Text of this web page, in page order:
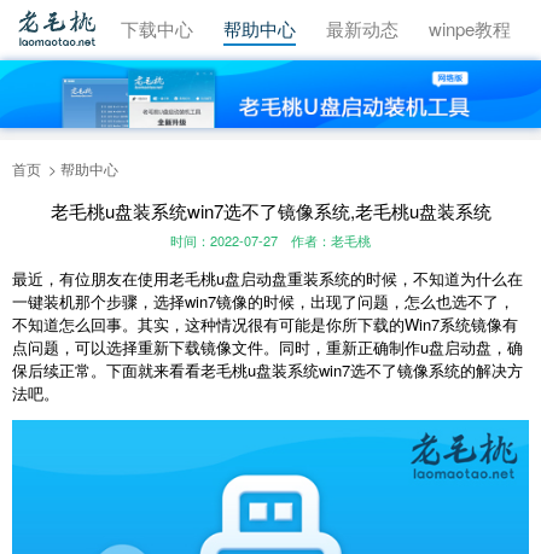
视频教程 下载中心 帮助中心 最新动态 winpe教程
首页 帮助中心
老毛桃u盘装系统win7选不了镜像系统,老毛桃u盘装系统
时间：2022-07-27 作者：老毛桃
最近，有位朋友在使用老毛桃u盘启动盘重装系统的时候，不知道为什么在
一键装机那个步骤，选择win7镜像的时候，出现了问题，怎么也选不了，
不知道怎么回事。其实，这种情况很有可能是你所下载的Win7系统镜像有
点问题，可以选择重新下载镜像文件。同时，重新正确制作u盘启动盘，确
保后续正常。下面就来看看老毛桃u盘装系统win7选不了镜像系统的解决方
法吧。